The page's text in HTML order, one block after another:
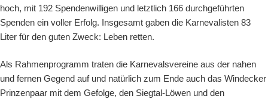
hoch, mit 192 Spendenwilligen und letztlich 166 durchgeführten
Spenden ein voller Erfolg. Insgesamt gaben die Karnevalisten 83
Liter für den guten Zweck: Leben retten.
Als Rahmenprogramm traten die Karnevalsvereine aus der nahen
und fernen Gegend auf und natürlich zum Ende auch das Windecker
Prinzenpaar mit dem Gefolge, den Siegtal-Löwen und den